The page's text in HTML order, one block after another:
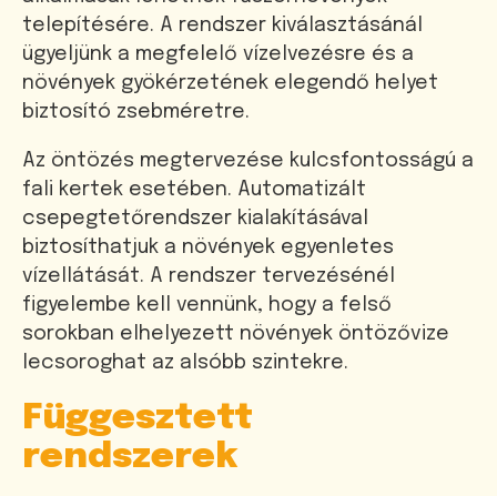
telepítésére. A rendszer kiválasztásánál
ügyeljünk a megfelelő vízelvezésre és a
növények gyökérzetének elegendő helyet
biztosító zsebméretre.
Az öntözés megtervezése kulcsfontosságú a
fali kertek esetében. Automatizált
csepegtetőrendszer kialakításával
biztosíthatjuk a növények egyenletes
vízellátását. A rendszer tervezésénél
figyelembe kell vennünk, hogy a felső
sorokban elhelyezett növények öntözővize
lecsoroghat az alsóbb szintekre.
Függesztett
rendszerek